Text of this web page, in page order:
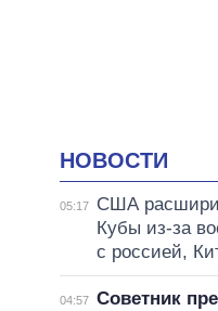
НОВОСТИ
05:17
США
Кубы из-за
с россией,
04:57 Советник